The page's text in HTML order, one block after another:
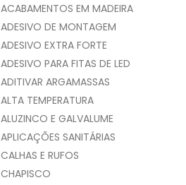
ACABAMENTOS EM MADEIRA
ADESIVO DE MONTAGEM
ADESIVO EXTRA FORTE
ADESIVO PARA FITAS DE LED
ADITIVAR ARGAMASSAS
ALTA TEMPERATURA
ALUZINCO E GALVALUME
APLICAÇÕES SANITÁRIAS
CALHAS E RUFOS
CHAPISCO